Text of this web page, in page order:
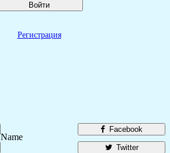
Войти
Регистрация
Facebook
Twitter
Name